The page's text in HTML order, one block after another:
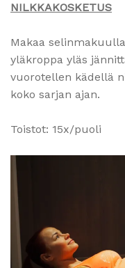
NILKKAKOSKETUS
Makaa
yläkroppa yläs
vuorotellen kädellä
koko sarjan ajan.
Toistot: 15x/puoli